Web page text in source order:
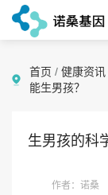
首页 / 健康资讯
能生男孩？
生男孩的科
作者：诺桑